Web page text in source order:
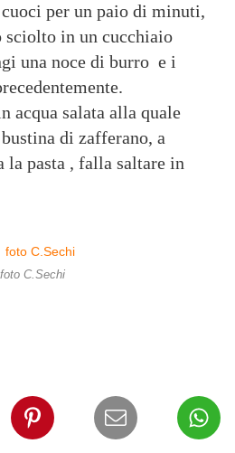
per un paio di minuti,
sciolto in un cucchiaio
una noce di burro e i
acqua salata alla quale
di zafferano, a
la pasta , falla saltare in
foto C.Sechi